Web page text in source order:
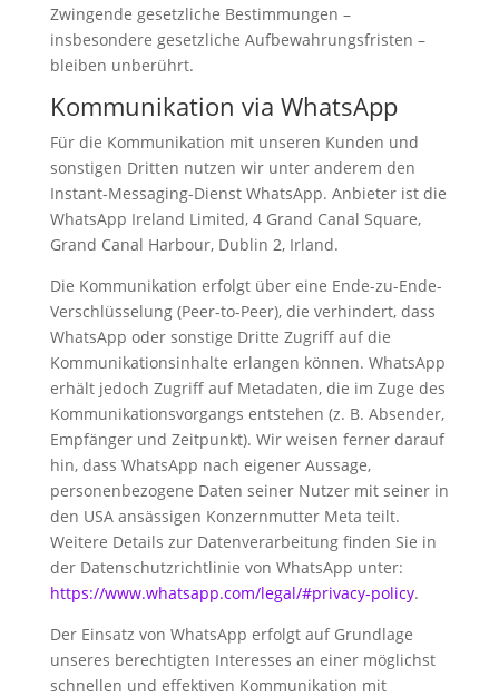
Zwingende gesetzliche Bestimmungen –
insbesondere gesetzliche Aufbewahrungsfristen –
bleiben unberührt.
Kommunikation via WhatsApp
Für die Kommunikation mit unseren Kunden und
sonstigen Dritten nutzen wir unter anderem den
Instant-Messaging-Dienst WhatsApp. Anbieter ist die
WhatsApp Ireland Limited, 4 Grand Canal Square,
Grand Canal Harbour, Dublin 2, Irland.
Die Kommunikation erfolgt über eine Ende-zu-Ende-
Verschlüsselung (Peer-to-Peer), die verhindert, dass
WhatsApp oder sonstige Dritte Zugriff auf die
Kommunikationsinhalte erlangen können. WhatsApp
erhält jedoch Zugriff auf Metadaten, die im Zuge des
Kommunikationsvorgangs entstehen (z. B. Absender,
Empfänger und Zeitpunkt). Wir weisen ferner darauf
hin, dass WhatsApp nach eigener Aussage,
personenbezogene Daten seiner Nutzer mit seiner in
den USA ansässigen Konzernmutter Meta teilt.
Weitere Details zur Datenverarbeitung finden Sie in
der Datenschutzrichtlinie von WhatsApp unter:
https://www.whatsapp.com/legal/#privacy-policy.
Der Einsatz von WhatsApp erfolgt auf Grundlage
unseres berechtigten Interesses an einer möglichst
schnellen und effektiven Kommunikation mit